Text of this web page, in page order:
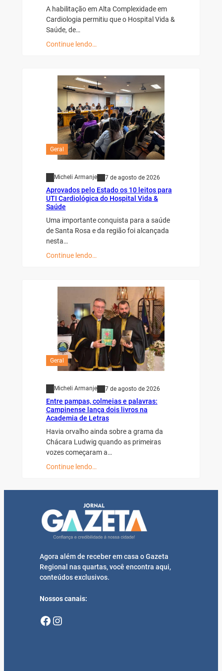
A habilitação em Alta Complexidade em
Cardiologia permitiu que o Hospital Vida &
Saúde, de…
Continue lendo…
Geral
Micheli Armanje 7 de agosto de 2026
Aprovados pelo Estado os 10 leitos para
UTI Cardiológica do Hospital Vida &
Saúde
Uma importante conquista para a saúde
de Santa Rosa e da região foi alcançada
nesta…
Continue lendo…
Geral
Micheli Armanje 7 de agosto de 2026
Entre pampas, colmeias e palavras:
Campinense lança dois livros na
Academia de Letras
Havia orvalho ainda sobre a grama da
Chácara Ludwig quando as primeiras
vozes começaram a…
Continue lendo…
Agora além de receber em casa o Gazeta
Regional nas quartas, você encontra aqui,
conteúdos exclusivos.
Nossos canais:
Facebook Instagram